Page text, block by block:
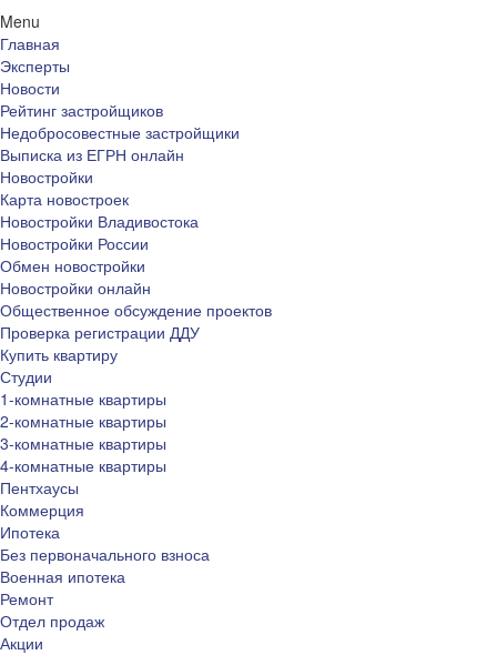
Menu
Главная
Эксперты
Новости
Рейтинг застройщиков
Недобросовестные застройщики
Выписка из ЕГРН онлайн
Новостройки
Карта новостроек
Новостройки Владивостока
Новостройки России
Обмен новостройки
Новостройки онлайн
Общественное обсуждение проектов
Проверка регистрации ДДУ
Купить квартиру
Студии
1-комнатные квартиры
2-комнатные квартиры
3-комнатные квартиры
4-комнатные квартиры
Пентхаусы
Коммерция
Ипотека
Без первоначального взноса
Военная ипотека
Ремонт
Отдел продаж
Акции